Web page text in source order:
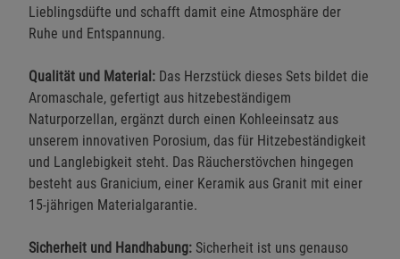
Lieblingsdüfte und schafft damit eine Atmosphäre der
Ruhe und Entspannung.
Qualität und Material: Das Herzstück dieses Sets bildet die
Aromaschale, gefertigt aus hitzebeständigem
Naturporzellan, ergänzt durch einen Kohleeinsatz aus
unserem innovativen Porosium, das für Hitzebeständigkeit
und Langlebigkeit steht. Das Räucherstövchen hingegen
besteht aus Granicium, einer Keramik aus Granit mit einer
15-jährigen Materialgarantie.
Sicherheit und Handhabung: Sicherheit ist uns genauso